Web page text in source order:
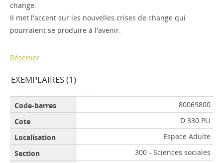
change.
II met l'accent sur les nouvelles crises de change qui
pourraient se produire à l'avenir.
Réserver
EXEMPLAIRES (1)
80069800
D 330 PLI
Espace Adulte
300 - Sciences sociales